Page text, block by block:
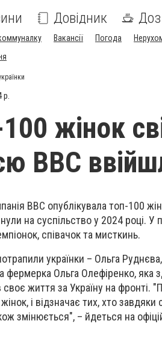
Довідник
Вакансії Погода
р.
жінок
ВВС
BBC опублікувала топ-100
на суспільство у 2024 році.
співачок та мисткинь.
українки – Ольга Руднєва
фермерка Ольга Олефіренко, яка
життя за Україну на фронті.
і відзначає тих, хто завдяки
змінюється", – йдеться на